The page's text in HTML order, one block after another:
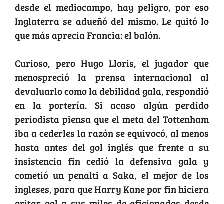
desde el mediocampo, hay peligro, por eso
Inglaterra se adueñó del mismo. Le quitó lo
que más aprecia Francia: el balón.
Curioso, pero Hugo Lloris, el jugador que
menospreció la prensa internacional al
devaluarlo como la debilidad gala, respondió
en la portería. Si acaso algún perdido
periodista piensa que el meta del Tottenham
iba a cederles la razón se equivocó, al menos
hasta antes del gol inglés que frente a su
insistencia fin cedió la defensiva gala y
cometió un penalti a Saka, el mejor de los
ingleses, para que Harry Kane por fin hiciera